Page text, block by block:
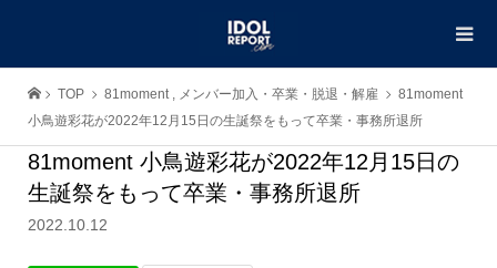
TOP 81moment , メンバー加入・卒業・脱退・解雇
81moment
小鳥遊彩花が2022年12月15日の生誕祭をもって卒業・事務所退所
81moment 小鳥遊彩花が2022年12月15日の
生誕祭をもって卒業・事務所退所
2022.10.12